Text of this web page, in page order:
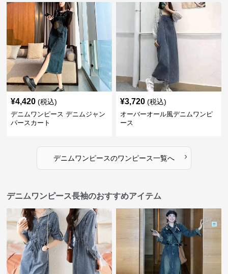
¥4,420 (税込)
デニムワンピース デニムジャン
パースカート
¥3,720 (税込)
オーバーオール風デニムワンピ
ース
デニムワンピースのワンピース一覧へ ›
デニムワンピース長袖のおすすめアイテム